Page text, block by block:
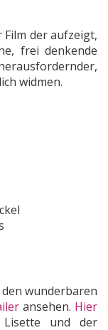
Film der aufzeigt,
frei denkende
widmen.
wunderbaren
ansehen. Hier
und der